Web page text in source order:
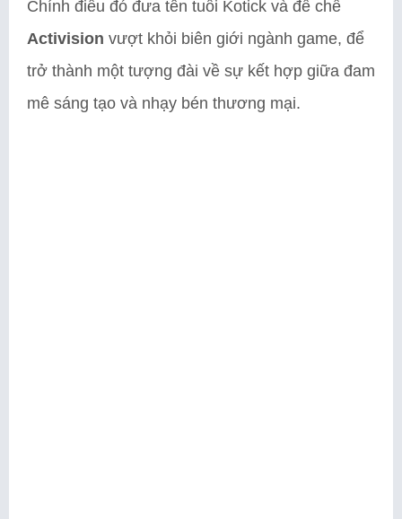
Chính điều đó đưa tên tuổi Kotick và đế chế
Activision vượt khỏi biên giới ngành game, để
trở thành một tượng đài về sự kết hợp giữa đam
mê sáng tạo và nhạy bén thương mại.